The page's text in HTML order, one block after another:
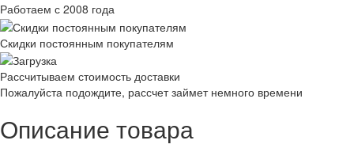
Работаем с 2008 года
Скидки постоянным покупателям
Рассчитываем стоимость доставки
Пожалуйста подождите, рассчет займет немного времени
Описание товара